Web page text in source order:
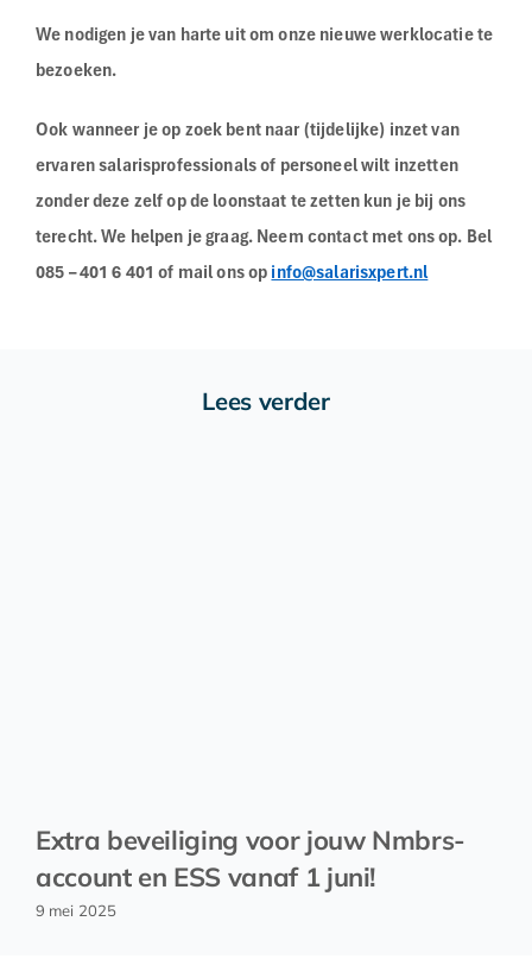
We nodigen je van harte uit om onze nieuwe werklocatie te
bezoeken.
Ook wanneer je op zoek bent naar (tijdelijke) inzet van
ervaren salarisprofessionals of personeel wilt inzetten
zonder deze zelf op de loonstaat te zetten kun je bij ons
terecht. We helpen je graag. Neem contact met ons op. Bel
085 – 401 6 401 of mail ons op info@salarisxpert.nl
Lees verder
Extra beveiliging voor jouw Nmbrs-
account en ESS vanaf 1 juni!
9 mei 2025